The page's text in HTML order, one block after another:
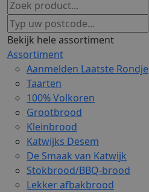
Bekijk hele assortiment
Assortiment
Aanmelden Laatste Rondje
Taarten
100% Volkoren
Grootbrood
Kleinbrood
Katwijks Desem
De Smaak van Katwijk
Stokbrood/BBQ-brood
Lekker afbakbrood